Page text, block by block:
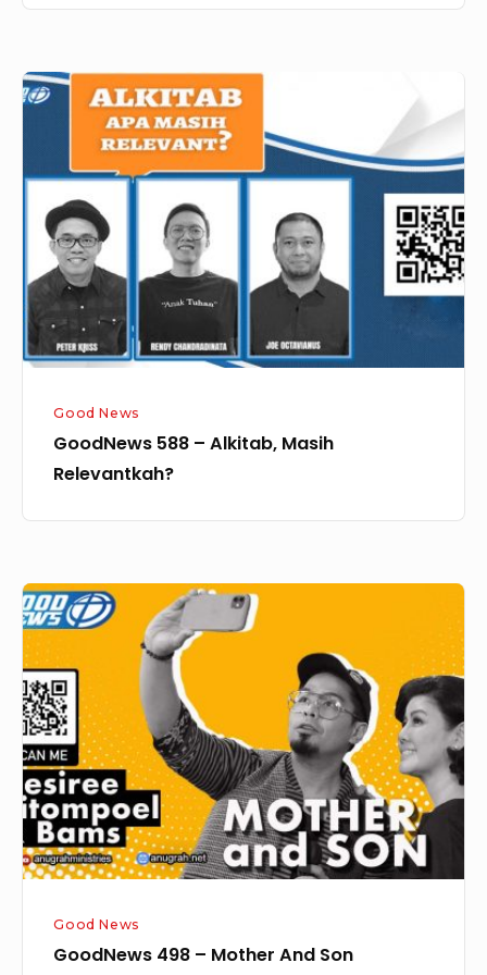
GoodNews
Alkitab,
Masih
Relevantkah?
Good News
GoodNews 588 – Alkitab, Masih
Relevantkah?
GoodNews
498
–
Mother
And
Son
Good News
GoodNews 498 – Mother And Son